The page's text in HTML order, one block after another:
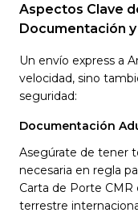
Aspectos Clave
Documentación
Un envío express a
velocidad, sino
seguridad:
Documentación
Asegúrate de tener
necesaria en regla
Carta de Porte CMR
terrestre